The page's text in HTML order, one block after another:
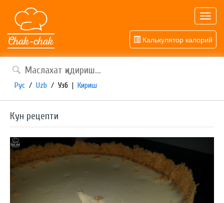
Калькулятор калорий
Рус / Uzb / Узб | Кириш
Кун рецепти